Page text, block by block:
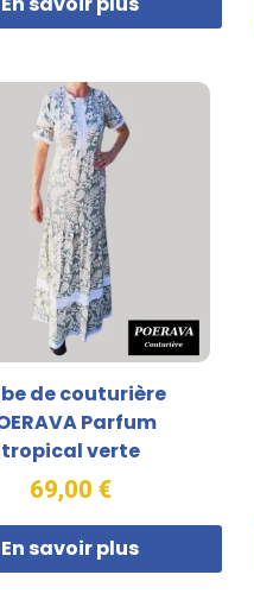
de couturière
Parfum
tropical verte
69,00 €
En savoir plus